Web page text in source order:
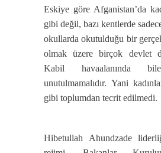
Eskiye göre Afganistan’da
gibi değil, bazı kentlerde
okullarda okutulduğu bir
olmak üzere birçok devlet
Kabil havaalanında bile
unutulmamalıdır. Yani
gibi toplumdan tecrit edilmedi.
Hibetullah Ahundzade